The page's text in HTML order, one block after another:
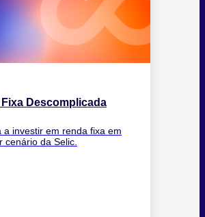
Fixa Descomplicada
a investir em renda fixa em
cenário da Selic.